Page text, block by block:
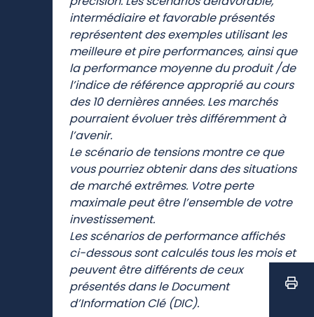
marché. L’évolution future du marché est
aléatoire et ne peut être prédite avec
précision. Les scénarios défavorable,
intermédiaire et favorable présentés
représentent des exemples utilisant les
meilleure et pire performances, ainsi que
la performance moyenne du produit /de
l’indice de référence approprié au cours
des 10 dernières années. Les marchés
pourraient évoluer très différemment à
l’avenir.
Le scénario de tensions montre ce que
vous pourriez obtenir dans des situations
de marché extrêmes. Votre perte
maximale peut être l’ensemble de votre
investissement.
Les scénarios de performance affichés
ci-dessous sont calculés tous les mois et
peuvent être différents de ceux